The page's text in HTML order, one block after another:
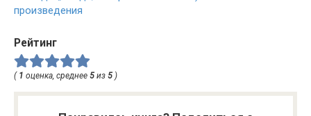
произведения
Рейтинг
( 1 оценка, среднее 5 из 5 )